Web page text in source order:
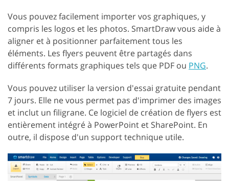
Vous pouvez facilement importer vos graphiques, y
compris les logos et les photos. SmartDraw vous aide à
aligner et à positionner parfaitement tous les
éléments. Les flyers peuvent être partagés dans
différents formats graphiques tels que PDF ou PNG.
Vous pouvez utiliser la version d'essai gratuite pendant
7 jours. Elle ne vous permet pas d'imprimer des images
et inclut un filigrane. Ce logiciel de création de flyers est
entièrement intégré à PowerPoint et SharePoint. En
outre, il dispose d'un support technique utile.